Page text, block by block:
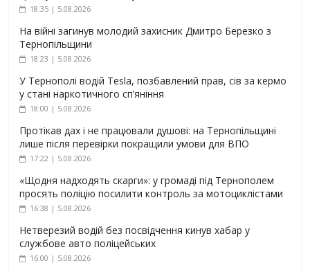
18:35 | 5.08.2026
На війні загинув молодий захисник Дмитро Березко з
Тернопільщини
18:23 | 5.08.2026
У Тернополі водій Tesla, позбавлений прав, сів за кермо
у стані наркотичного сп’яніння
18:00 | 5.08.2026
Протікав дах і не працювали душові: на Тернопільщині
лише після перевірки покращили умови для ВПО
17:22 | 5.08.2026
«Щодня надходять скарги»: у громаді під Тернополем
просять поліцію посилити контроль за мотоциклістами
16:38 | 5.08.2026
Нетверезий водій без посвідчення кинув хабар у
службове авто поліцейських
16:00 | 5.08.2026